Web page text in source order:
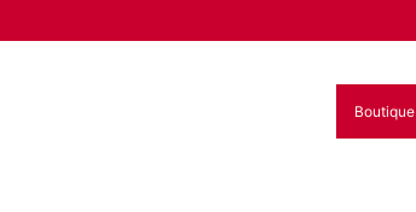
Boutique